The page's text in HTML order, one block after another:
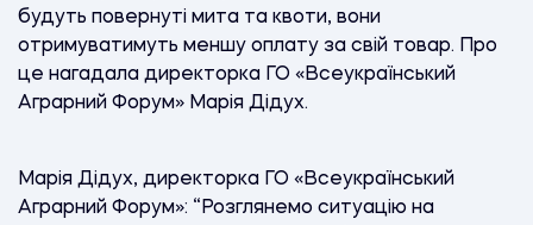
будуть повернуті мита та квоти, вони
отримуватимуть меншу оплату за свій товар. Про
це нагадала директорка ГО «Всеукраїнський
Аграрний Форум» Марія Дідух.
Марія Дідух, директорка ГО «Всеукраїнський
Аграрний Форум»: “Розглянемо ситуацію на